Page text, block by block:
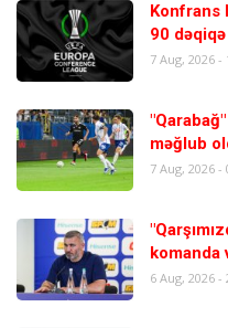
Konfrans
90
7 Aug, 2026 -
məğlub
7 Aug, 2026 -
komanda
6 Aug, 2026 -